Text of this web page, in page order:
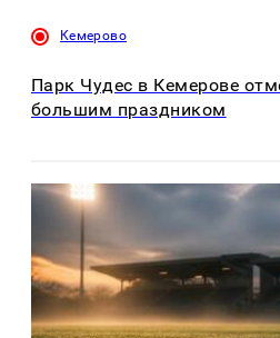
Кемерово
Парк Чудес в Кемерове
большим праздником